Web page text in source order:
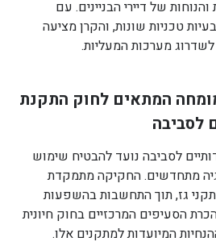
של דיירי הבניינים. עם
טכניות שונות, והקרן מציעה
מערכות המעליות.
המתאים לחוק התקנת
לסביבה
לסביבה נועד להבטיח שימוש
מתחדשים. החקיקה מתמקדת
גז, תוך התחשבות בהשפעות
הסעיפים המרכזיים בחוק חיונית
המיועדות למתקנים אלו.